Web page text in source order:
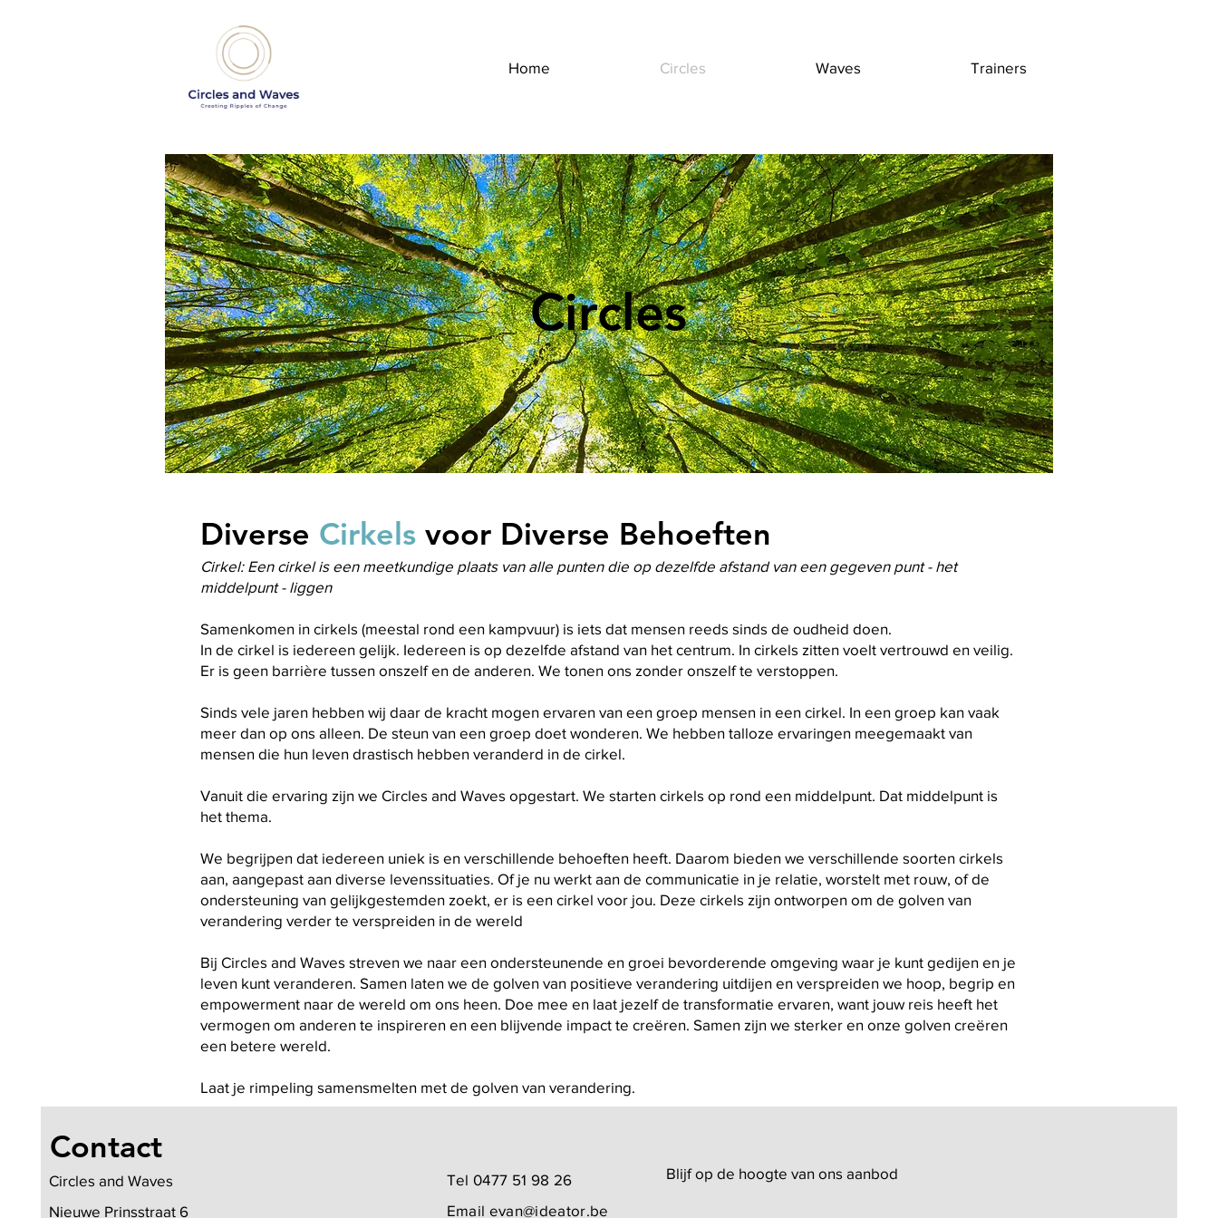
Home Circles Waves Trainers
Circles
Diverse Cirkels voor Diverse Behoeften
Cirkel: Een cirkel is een meetkundige plaats van alle punten die op dezelfde afstand van een gegeven punt - het
middelpunt - liggen
Samenkomen in cirkels (meestal rond een kampvuur) is iets dat mensen reeds sinds de oudheid doen.
In de cirkel is iedereen gelijk. Iedereen is op dezelfde afstand van het centrum. In cirkels zitten voelt vertrouwd en veilig.
Er is geen barrière tussen onszelf en de anderen. We tonen ons zonder onszelf te verstoppen.
Sinds vele jaren hebben wij daar de kracht mogen ervaren van een groep mensen in een cirkel. In een groep kan vaak
meer dan op ons alleen. De steun van een groep doet wonderen. We hebben talloze ervaringen meegemaakt van
mensen die hun leven drastisch hebben veranderd in de cirkel.
Vanuit die ervaring zijn we Circles and Waves opgestart. We starten cirkels op rond een middelpunt. Dat middelpunt is
het thema.
We begrijpen dat iedereen uniek is en verschillende behoeften heeft. Daarom bieden we verschillende soorten cirkels
aan, aangepast aan diverse levenssituaties. Of je nu werkt aan de communicatie in je relatie, worstelt met rouw, of de
ondersteuning van gelijkgestemden zoekt, er is een cirkel voor jou. Deze cirkels zijn ontworpen om de golven van
verandering verder te verspreiden in de wereld
Bij Circles and Waves streven we naar een ondersteunende en groei bevorderende omgeving waar je kunt gedijen en je
leven kunt veranderen. Samen laten we de golven van positieve verandering uitdijen en verspreiden we hoop, begrip en
empowerment naar de wereld om ons heen. Doe mee en laat jezelf de transformatie ervaren, want jouw reis heeft het
vermogen om anderen te inspireren en een blijvende impact te creëren. Samen zijn we sterker en onze golven creëren
een betere wereld.
Laat je rimpeling samensmelten met de golven van verandering.
Contact
Circles and Waves
Nieuwe Prinsstraat 6
Tel 0477 51 98 26
Email evan@ideator.be
Blijf op de hoogte van ons aanbod